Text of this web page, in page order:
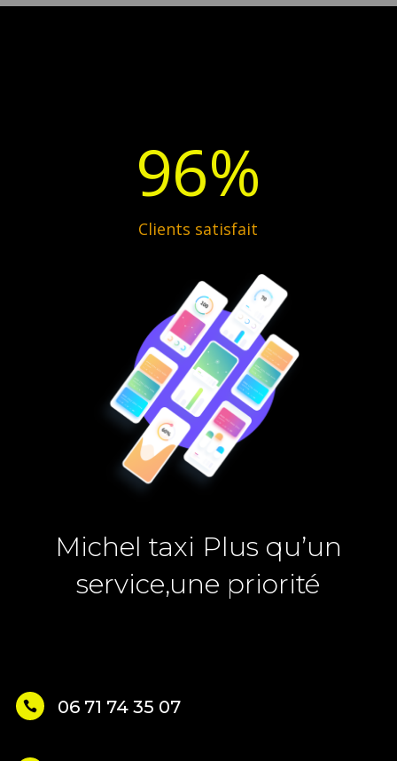
96%
Clients satisfait
Michel taxi Plus qu’un
service,une priorité
 06 71 74 35 07